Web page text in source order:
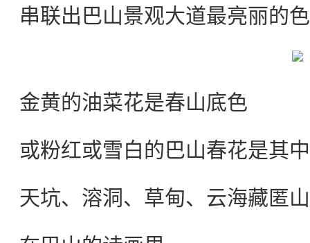
串联出巴山景观大道最亮丽的
金黄的油菜花是春山底色
或粉红或雪白的巴山春花是其
天坑、溶洞、草甸、云海藏匿